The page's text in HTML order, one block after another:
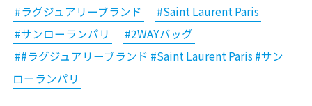
#ラグジュアリーブランド
#Saint Laurent Paris
#サンローランパリ
#2WAYバッグ
##ラグジュアリーブランド #Saint Laurent Paris #サン
ローランパリ